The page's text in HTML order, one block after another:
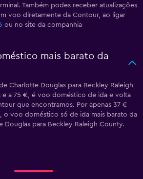
Também podes receber atualizações
voo diretamente da Contour, ao ligar
ou no site da companhia
mais barato da
Charlotte Douglas para Beckley Raleigh
e a 75 €, é voo doméstico de ida e volta
que encontramos. Por apenas 37 €
o voo doméstico só de ida mais barato da
Douglas para Beckley Raleigh County.